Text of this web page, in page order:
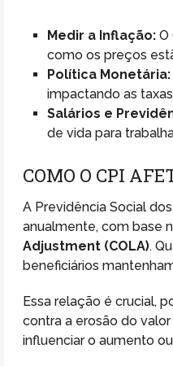
Medir a Inflação: O
como os preços
Política Monetária:
impactando as
Salários e
de vida para
COMO O CPI
A Previdência Social
anualmente, com base
Adjustment (COLA).
beneficiários
Essa relação é crucial,
contra a erosão do
influenciar o aumento